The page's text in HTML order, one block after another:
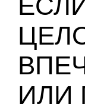
ИЛИ